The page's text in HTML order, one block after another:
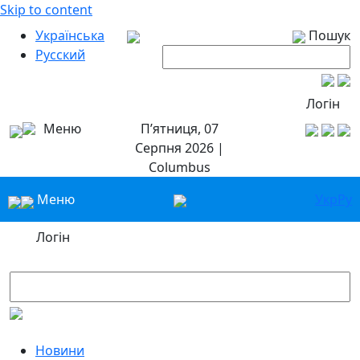
Skip to content
Українська
Русский
Пошук
Логін
Меню
П’ятниця, 07
Серпня 2026 |
Columbus
Меню
УкрРу
Логін
Новини